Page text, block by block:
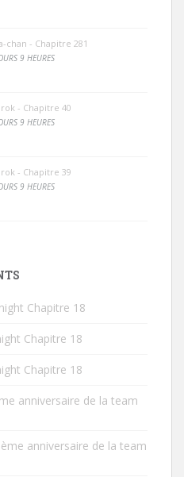
chan - Chapitre 281
9 HEURES
- Chapitre 40
9 HEURES
- Chapitre 39
9 HEURES
Chapitre 18
Chapitre 18
Chapitre 18
anniversaire de la team
anniversaire de la team